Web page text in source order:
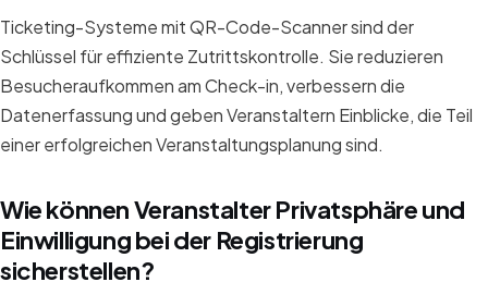
Ticketing-Systeme mit QR-Code-Scanner sind der
Schlüssel für effiziente Zutrittskontrolle. Sie reduzieren
Besucheraufkommen am Check-in, verbessern die
Datenerfassung und geben Veranstaltern Einblicke, die Teil
einer erfolgreichen Veranstaltungsplanung sind.
Wie können Veranstalter Privatsphäre und
Einwilligung bei der Registrierung
sicherstellen?